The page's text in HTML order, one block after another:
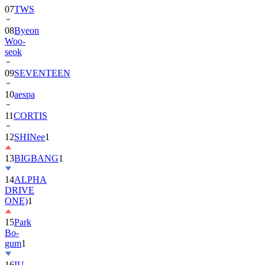
08Byeon
Woo-
seok
09SEVENTEEN
10aespa
11CORTIS
12SHINee1
13BIGBANG
14ALPHA
DRIVE
ONE)1
15Park
Bo-
gum1
16IU